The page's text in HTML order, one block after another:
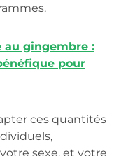
au gingembre :
pour
ces quantités
sexe, et votre